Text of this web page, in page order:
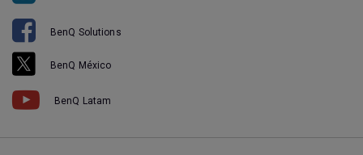
BenQ Solutions
BenQ México
BenQ Latam